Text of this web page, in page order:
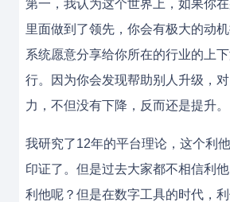
第一，我认为这个世界上，如果你
里面做到了领先，你会有极大的动
系统愿意分享给你所在的行业的上
行。因为你会发现帮助别人升级，
力，不但没有下降，反而还是提升。
我研究了12年的平台理论，这个利
印证了。但是过去大家都不相信利
利他呢？但是在数字工具的时代，